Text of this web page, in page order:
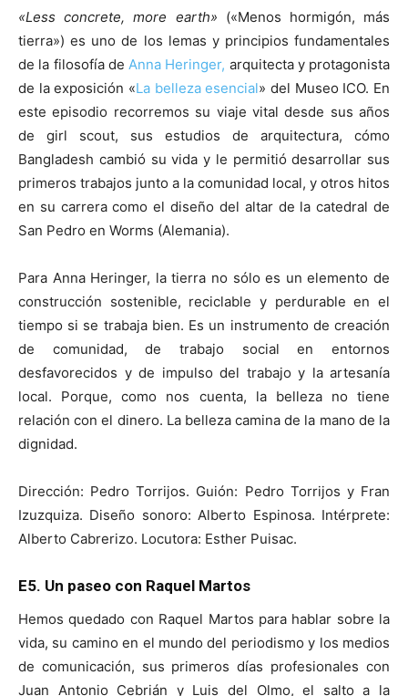
«Less concrete, more earth» («Menos hormigón, más
tierra») es uno de los lemas y principios fundamentales
de la filosofía de Anna Heringer, arquitecta y protagonista
de la exposición «La belleza esencial» del Museo ICO. En
este episodio recorremos su viaje vital desde sus años
de girl scout, sus estudios de arquitectura, cómo
Bangladesh cambió su vida y le permitió desarrollar sus
primeros trabajos junto a la comunidad local, y otros hitos
en su carrera como el diseño del altar de la catedral de
San Pedro en Worms (Alemania).
Para Anna Heringer, la tierra no sólo es un elemento de
construcción sostenible, reciclable y perdurable en el
tiempo si se trabaja bien. Es un instrumento de creación
de comunidad, de trabajo social en entornos
desfavorecidos y de impulso del trabajo y la artesanía
local. Porque, como nos cuenta, la belleza no tiene
relación con el dinero. La belleza camina de la mano de la
dignidad.
Dirección: Pedro Torrijos. Guión: Pedro Torrijos y Fran
Izuzquiza. Diseño sonoro: Alberto Espinosa. Intérprete:
Alberto Cabrerizo. Locutora: Esther Puisac.
E5. Un paseo con Raquel Martos
Hemos quedado con Raquel Martos para hablar sobre la
vida, su camino en el mundo del periodismo y los medios
de comunicación, sus primeros días profesionales con
Juan Antonio Cebrián y Luis del Olmo, el salto a la